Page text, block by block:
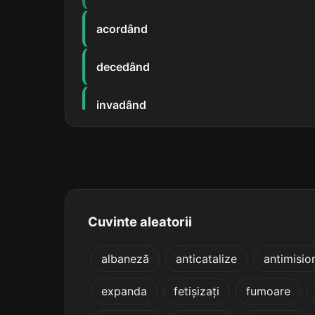
acordând
decedând
invadând
resudând
concedând
debordând
Cuvinte aleatorii
albaneză anticatalize
expanda fetișizați fumoare